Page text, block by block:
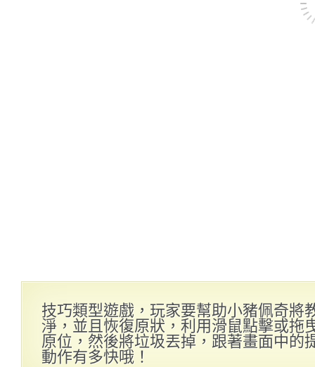
技巧類型遊戲，玩家要幫助小豬佩奇將
淨，並且恢復原狀，利用滑鼠點擊或拖
原位，然後將垃圾丟掉，跟著畫面中的
動作有多快哦！